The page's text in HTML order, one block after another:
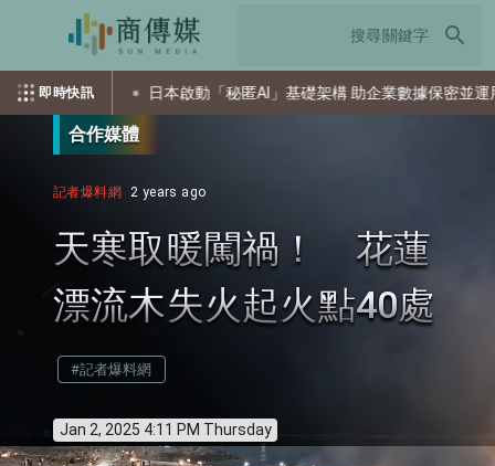
search
即時快訊日本啟動「秘匿AI」基礎架構 助企業數據保密並運用AI
合作媒體
記者爆料網 2 years ago
天寒取暖闖禍！ 花蓮
漂流木失火起火點40處
#記者爆料網
Jan 2, 2025 4:11 PM Thursday